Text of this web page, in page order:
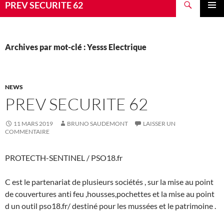
PREV SECURITE 62
Archives par mot-clé : Yesss Electrique
NEWS
PREV SECURITE 62
11 MARS 2019 BRUNO SAUDEMONT
LAISSER UN
COMMENTAIRE
PROTECTH-SENTINEL / PSO18.fr
C est le partenariat de plusieurs sociétés , sur la mise au point
de couvertures anti feu ,housses,pochettes et la mise au point
d un outil pso18.fr/ destiné pour les mussées et le patrimoine .